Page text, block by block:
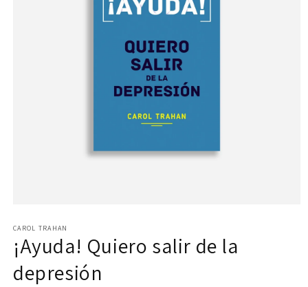
multimedia
en
una
ventana
modal
CAROL TRAHAN
¡Ayuda! Quiero salir de la
depresión